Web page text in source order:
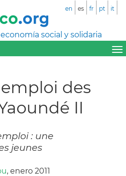
social y solidaria
en es fr pt it
des
II
: une
jeunes
, enero 2011